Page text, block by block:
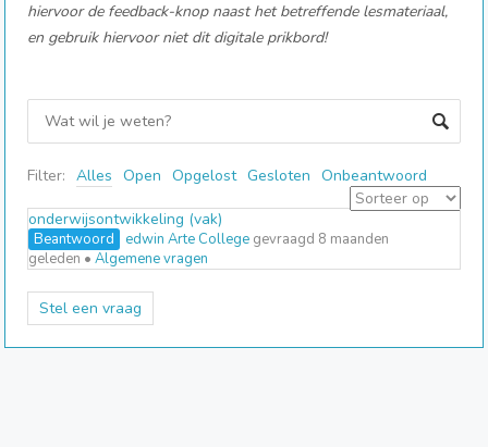
hiervoor de feedback-knop naast het betreffende lesmateriaal,
en gebruik hiervoor niet dit digitale prikbord!
Filter: Alles Open Opgelost Gesloten Onbeantwoord
onderwijsontwikkeling (vak)
Beantwoord edwin Arte College gevraagd 8 maanden
geleden •Algemene vragen
Stel een vraag